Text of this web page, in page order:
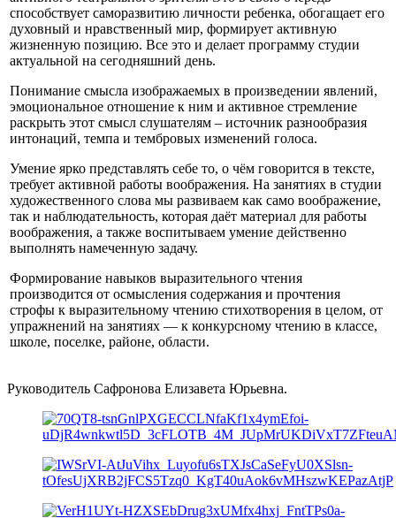
способствует саморазвитию личности ребенка, обогащает его
духовный и нравственный мир, формирует активную
жизненную позицию. Все это и делает программу студии
актуальной на сегодняшний день.
Понимание смысла изображаемых в произведении явлений,
эмоциональное отношение к ним и активное стремление
раскрыть этот смысл слушателям – источник разнообразия
интонаций, темпа и тембровых изменений голоса.
Умение ярко представлять себе то, о чём говорится в тексте,
требует активной работы воображения. На занятиях в студии
художественного слова мы развиваем как само воображение,
так и наблюдательность, которая даёт материал для работы
воображения, а также воспитываем умение действенно
выполнять намеченную задачу.
Формирование навыков выразительного чтения
производится от осмысления содержания и прочтения
строфы к выразительному чтению стихотворения в целом, от
упражнений на занятиях — к конкурсному чтению в классе,
школе, поселке, районе, области.
Руководитель Сафронова Елизавета Юрьевна.